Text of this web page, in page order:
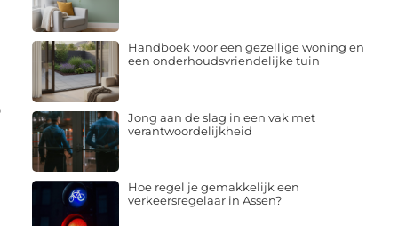
Handboek voor een gezellige woning en
een onderhoudsvriendelijke tuin
Jong aan de slag in een vak met
verantwoordelijkheid
Hoe regel je gemakkelijk een
verkeersregelaar in Assen?